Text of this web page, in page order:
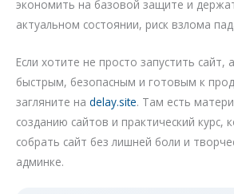
экономить на базовой защите и
актуальном состоянии, риск взлома
Если хотите не просто запустить сайт,
быстрым, безопасным и готовым к
загляните на delay.site. Там есть
созданию сайтов и практический курс,
собрать сайт без лишней боли и
админке.